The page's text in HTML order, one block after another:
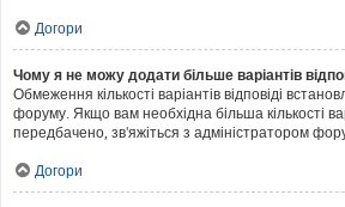
Догори
Чому я не можу додати більше варіантів
Обмеження кількості варіантів відповіді
форуму. Якщо вам необхідна більша кількості
передбачено, зв'яжіться з адміністратором
Догори